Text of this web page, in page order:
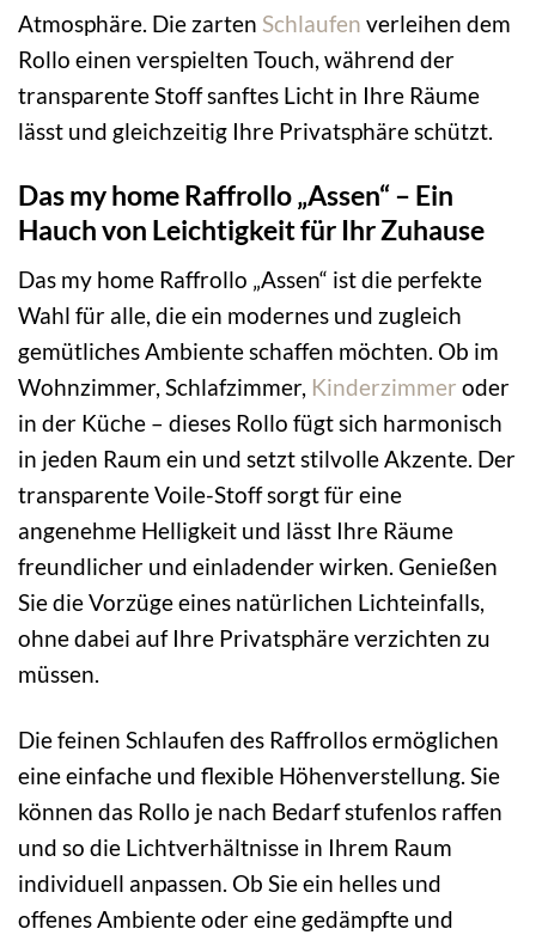
Atmosphäre. Die zarten Schlaufen verleihen dem
Rollo einen verspielten Touch, während der
transparente Stoff sanftes Licht in Ihre Räume
lässt und gleichzeitig Ihre Privatsphäre schützt.
Das my home Raffrollo „Assen“ – Ein
Hauch von Leichtigkeit für Ihr Zuhause
Das my home Raffrollo „Assen“ ist die perfekte
Wahl für alle, die ein modernes und zugleich
gemütliches Ambiente schaffen möchten. Ob im
Wohnzimmer, Schlafzimmer, Kinderzimmer oder
in der Küche – dieses Rollo fügt sich harmonisch
in jeden Raum ein und setzt stilvolle Akzente. Der
transparente Voile-Stoff sorgt für eine
angenehme Helligkeit und lässt Ihre Räume
freundlicher und einladender wirken. Genießen
Sie die Vorzüge eines natürlichen Lichteinfalls,
ohne dabei auf Ihre Privatsphäre verzichten zu
müssen.
Die feinen Schlaufen des Raffrollos ermöglichen
eine einfache und flexible Höhenverstellung. Sie
können das Rollo je nach Bedarf stufenlos raffen
und so die Lichtverhältnisse in Ihrem Raum
individuell anpassen. Ob Sie ein helles und
offenes Ambiente oder eine gedämpfte und